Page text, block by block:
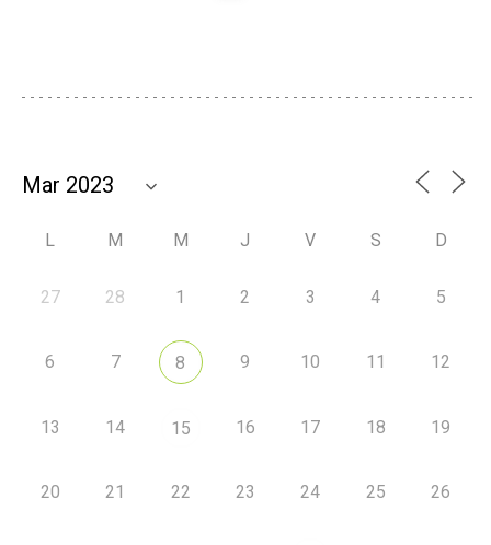
L M M J V S D
27 28 1 2 3 4 5
6 7 8 9 10 11 12
13 14 15 16 17 18 19
20 21 22 23 24 25 26